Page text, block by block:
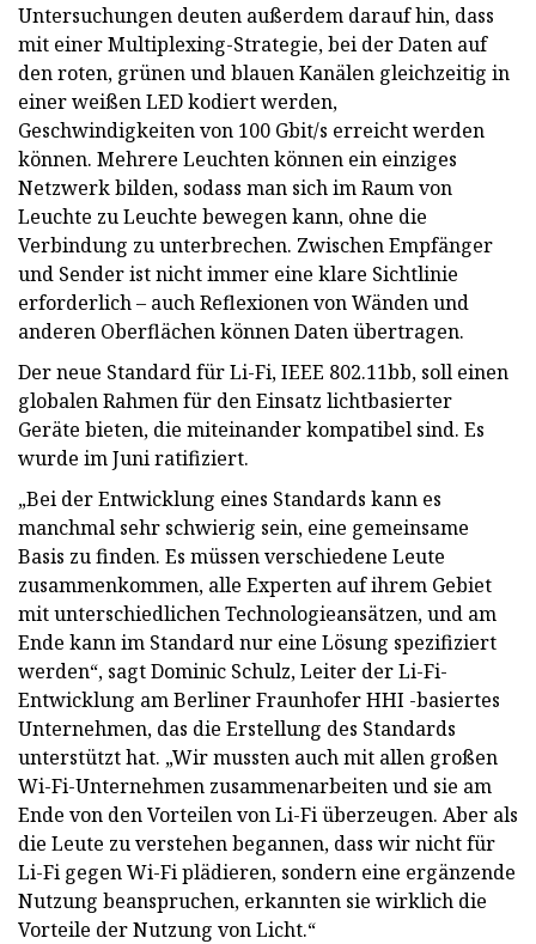
Untersuchungen deuten außerdem darauf hin, dass
mit einer Multiplexing-Strategie, bei der Daten auf
den roten, grünen und blauen Kanälen gleichzeitig in
einer weißen LED kodiert werden,
Geschwindigkeiten von 100 Gbit/s erreicht werden
können. Mehrere Leuchten können ein einziges
Netzwerk bilden, sodass man sich im Raum von
Leuchte zu Leuchte bewegen kann, ohne die
Verbindung zu unterbrechen. Zwischen Empfänger
und Sender ist nicht immer eine klare Sichtlinie
erforderlich – auch Reflexionen von Wänden und
anderen Oberflächen können Daten übertragen.
Der neue Standard für Li-Fi, IEEE 802.11bb, soll einen
globalen Rahmen für den Einsatz lichtbasierter
Geräte bieten, die miteinander kompatibel sind. Es
wurde im Juni ratifiziert.
„Bei der Entwicklung eines Standards kann es
manchmal sehr schwierig sein, eine gemeinsame
Basis zu finden. Es müssen verschiedene Leute
zusammenkommen, alle Experten auf ihrem Gebiet
mit unterschiedlichen Technologieansätzen, und am
Ende kann im Standard nur eine Lösung spezifiziert
werden“, sagt Dominic Schulz, Leiter der Li-Fi-
Entwicklung am Berliner Fraunhofer HHI -basiertes
Unternehmen, das die Erstellung des Standards
unterstützt hat. „Wir mussten auch mit allen großen
Wi-Fi-Unternehmen zusammenarbeiten und sie am
Ende von den Vorteilen von Li-Fi überzeugen. Aber als
die Leute zu verstehen begannen, dass wir nicht für
Li-Fi gegen Wi-Fi plädieren, sondern eine ergänzende
Nutzung beanspruchen, erkannten sie wirklich die
Vorteile der Nutzung von Licht.“